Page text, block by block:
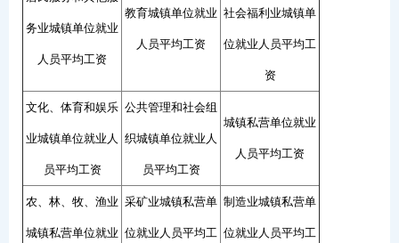
务业城镇单位就业
人员平均工资
教育城镇单位就业
人员平均工资
社会福利业城镇单
位就业人员平均工
资
文化、体育和娱乐
业城镇单位就业人
员平均工资
公共管理和社会组
织城镇单位就业人
员平均工资
城镇私营单位就业
人员平均工资
农、林、牧、渔业
城镇私营单位就业
采矿业城镇私营单
位就业人员平均工
制造业城镇私营单
位就业人员平均工